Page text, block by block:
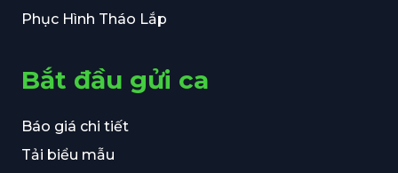
Phục Hình Tháo Lắp
Bắt đầu gửi ca
Báo giá chi tiết
Tải biểu mẫu